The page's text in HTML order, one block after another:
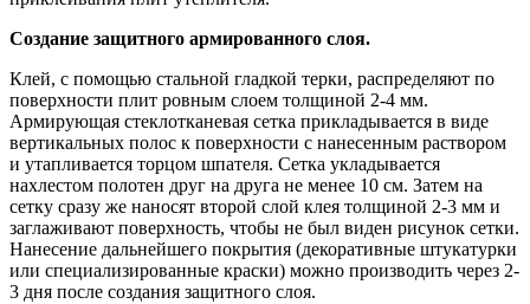
Создание защитного армированного слоя.
Клей, с помощью стальной гладкой терки, распределяют по
поверхности плит ровным слоем толщиной 2-4 мм.
Армирующая стеклотканевая сетка прикладывается в виде
вертикальных полос к поверхности с нанесенным раствором
и утапливается торцом шпателя. Сетка укладывается
нахлестом полотен друг на друга не менее 10 см. Затем на
сетку сразу же наносят второй слой клея толщиной 2-3 мм и
заглаживают поверхность, чтобы не был виден рисунок сетки.
Нанесение дальнейшего покрытия (декоративные штукатурки
или специализированные краски) можно производить через 2-
3 дня после создания защитного слоя.